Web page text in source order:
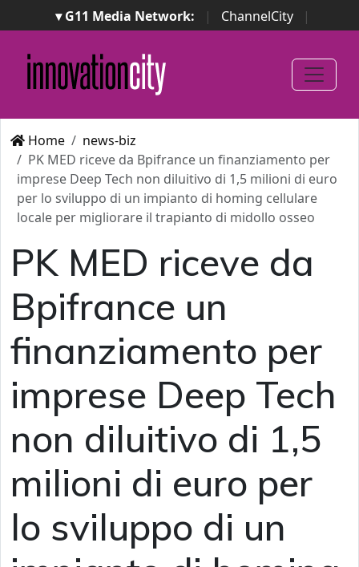
▾ G11 Media Network: | ChannelCity
|
ImpresaCity | SecurityOpenLab | Italian Channel
Awards
Italian Project Awards
Italian Security
Awards
Home
news-biz
PK MED riceve da Bpifrance un finanziamento per
imprese Deep Tech non diluitivo di 1,5 milioni di euro
per lo sviluppo di un impianto di homing cellulare
locale per migliorare il trapianto di midollo osseo
PK MED riceve da
Bpifrance un
finanziamento per
imprese Deep Tech
non diluitivo di 1,5
milioni di euro per
lo sviluppo di un